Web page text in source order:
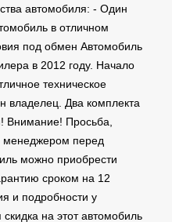
автомобиля: - Один
в отличном
под обмен Автомобиль
в 2012 году. Начало
техническое
владелец. Два комплекта
Внимание! Просьба,
менеджером перед
можно приобрести
сроком на 12
и подробности у
на этот автомобиль